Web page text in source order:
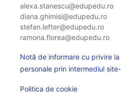
alexa.stanescu@edupedu.ro
diana.ghimisi@edupedu.ro
stefan.lefter@edupedu.ro
ramona.florea@edupedu.ro
Notă de informare cu privire
personale prin intermediul
Politica de cookie